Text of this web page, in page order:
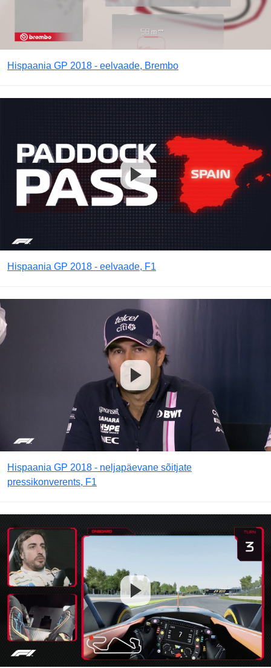
Hispaania GP 2018 - eelvaade, Brembo
Hispaania GP 2018 - eelvaade, F1
Hispaania GP 2018 - neljapäevane sõitjate
pressikonverents, F1